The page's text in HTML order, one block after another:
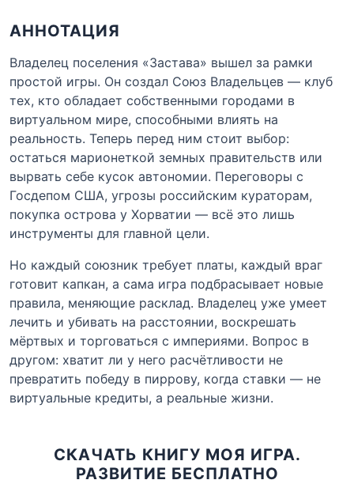
АННОТАЦИЯ
Владелец поселения «Застава» вышел за рамки
простой игры. Он создал Союз Владельцев — клуб
тех, кто обладает собственными городами в
виртуальном мире, способными влиять на
реальность. Теперь перед ним стоит выбор:
остаться марионеткой земных правительств или
вырвать себе кусок автономии. Переговоры с
Госдепом США, угрозы российским кураторам,
покупка острова у Хорватии — всё это лишь
инструменты для главной цели.
Но каждый союзник требует платы, каждый враг
готовит капкан, а сама игра подбрасывает новые
правила, меняющие расклад. Владелец уже умеет
лечить и убивать на расстоянии, воскрешать
мёртвых и торговаться с империями. Вопрос в
другом: хватит ли у него расчётливости не
превратить победу в пиррову, когда ставки — не
виртуальные кредиты, а реальные жизни.
СКАЧАТЬ КНИГУ МОЯ ИГРА.
РАЗВИТИЕ БЕСПЛАТНО